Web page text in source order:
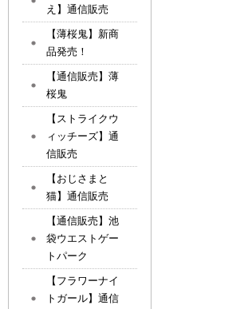
え】通信販売
【薄桜鬼】新商
品発売！
【通信販売】薄
桜鬼
【ストライクウ
ィッチーズ】通
信販売
【おじさまと
猫】通信販売
【通信販売】池
袋ウエストゲー
トパーク
【フラワーナイ
トガール】通信